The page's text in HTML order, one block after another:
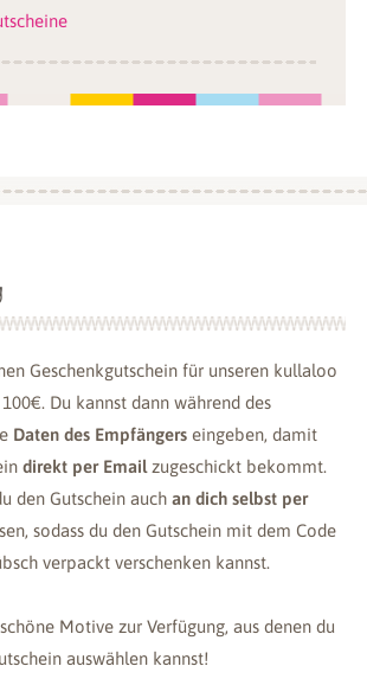
Geschenkgutschein für unseren kullaloo
Du kannst dann während des
Daten des Empfängerseingeben, damit
direkt per Emailzugeschickt bekommt.
den Gutschein auch an dich selbst per
sodass du den Gutschein mit dem Code
verpackt verschenken kannst.
Motive zur Verfügung, aus denen du
auswählen kannst!